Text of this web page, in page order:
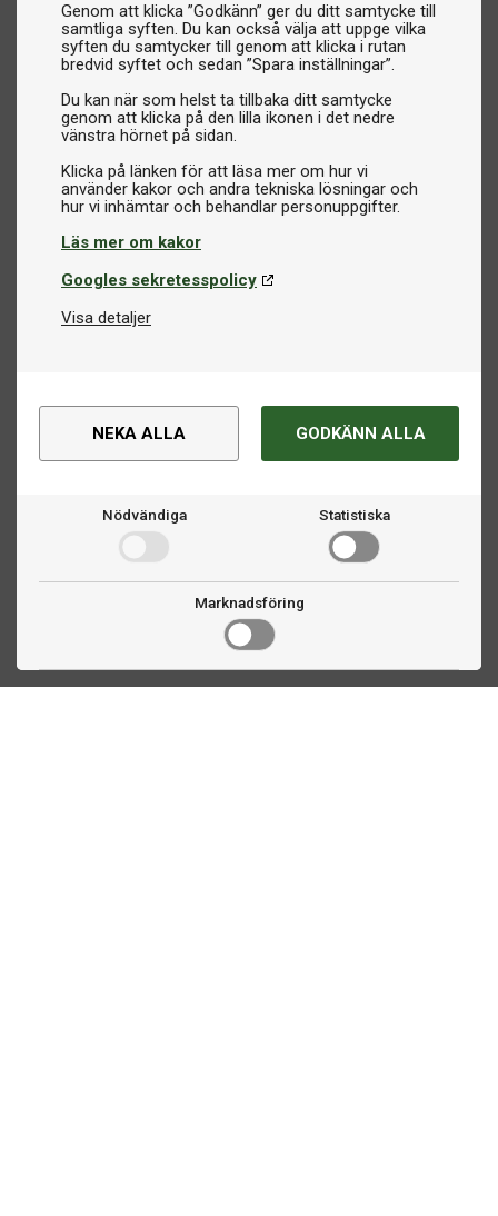
Genom att klicka ”Godkänn” ger du ditt samtycke till
samtliga syften. Du kan också välja att uppge vilka
syften du samtycker till genom att klicka i rutan
bredvid syftet och sedan ”Spara inställningar”.
Du kan när som helst ta tillbaka ditt samtycke
genom att klicka på den lilla ikonen i det nedre
vänstra hörnet på sidan.
Klicka på länken för att läsa mer om hur vi
använder kakor och andra tekniska lösningar och
Läs mer om kakor
Googles sekretesspolicy
Visa detaljer
NEKA ALLA GODKÄNN ALLA
Nödvändiga Statistiska
Marknadsföring